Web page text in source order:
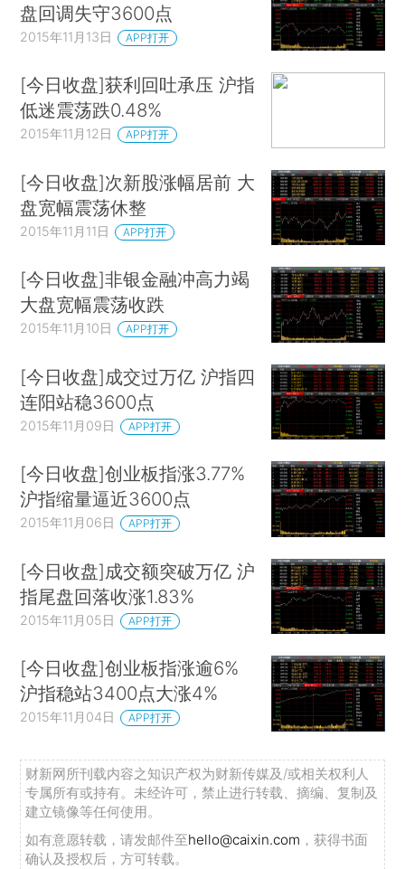
盘回调失守3600点
2015年11月13日 APP打开
[今日收盘]获利回吐承压 沪指
低迷震荡跌0.48%
2015年11月12日 APP打开
[今日收盘]次新股涨幅居前 大
盘宽幅震荡休整
2015年11月11日 APP打开
[今日收盘]非银金融冲高力竭
大盘宽幅震荡收跌
2015年11月10日 APP打开
[今日收盘]成交过万亿 沪指四
连阳站稳3600点
2015年11月09日 APP打开
[今日收盘]创业板指涨3.77%
沪指缩量逼近3600点
2015年11月06日 APP打开
[今日收盘]成交额突破万亿 沪
指尾盘回落收涨1.83%
2015年11月05日 APP打开
[今日收盘]创业板指涨逾6%
沪指稳站3400点大涨4%
2015年11月04日 APP打开
财新网所刊载内容之知识产权为财新传媒及/或相关权利人
专属所有或持有。未经许可，禁止进行转载、摘编、复制及
建立镜像等任何使用。
如有意愿转载，请发邮件至hello@caixin.com ，获得书面
确认及授权后，方可转载。